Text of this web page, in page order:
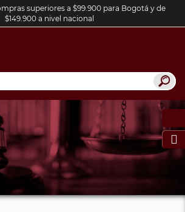
superiores a $99.900 para Bogotá y de
$149.900 a nivel nacional
